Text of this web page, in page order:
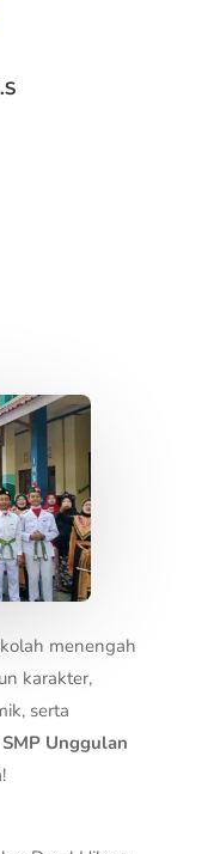
menengah
karakter,
serta
SMP Unggulan